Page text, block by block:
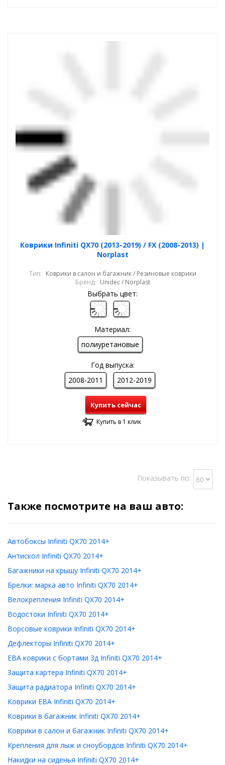
Коврики Infiniti QX70 (2013-2019) / FX (2008-2013) |
Norplast
Тип: Коврики в салон и багажник / Резиновые коврики
Бренд: Unidec / Norplast
Выбрать цвет:
Материал:
полиуретановые
Год выпуска:
2008-2011
2012-2019
Купить сейчас
Купить в 1 клик
Показывать по:
Также посмотрите на ваш авто:
Автобоксы Infiniti QX70 2014+
Антискол Infiniti QX70 2014+
Багажники на крышу Infiniti QX70 2014+
Брелки: марка авто Infiniti QX70 2014+
Велокрепления Infiniti QX70 2014+
Водостоки Infiniti QX70 2014+
Ворсовые коврики Infiniti QX70 2014+
Дефлекторы Infiniti QX70 2014+
ЕВА коврики с бортами 3д Infiniti QX70 2014+
Защита картера Infiniti QX70 2014+
Защита радиатора Infiniti QX70 2014+
Коврики ЕВА Infiniti QX70 2014+
Коврики в багажник Infiniti QX70 2014+
Коврики в салон и багажник Infiniti QX70 2014+
Крепления для лыж и сноубордов Infiniti QX70 2014+
Накидки на сиденья Infiniti QX70 2014+